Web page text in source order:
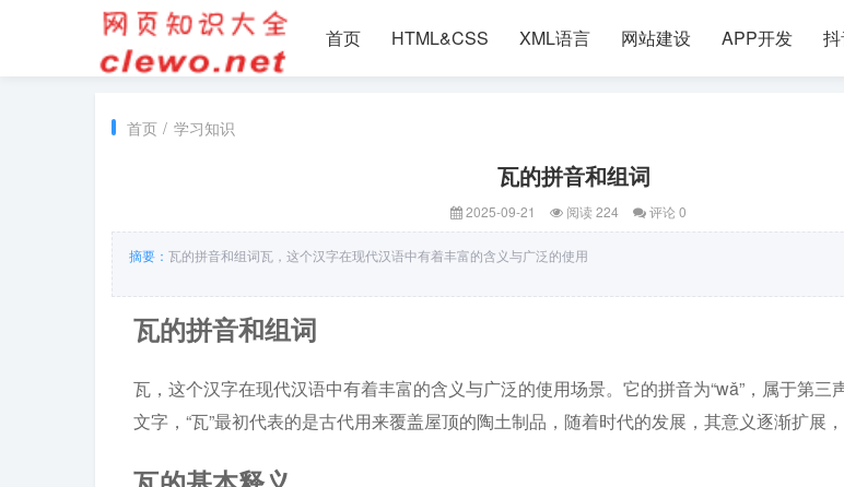
首页 HTML&CSS XML语言 网站建设 APP开发
首页 / 学习知识
瓦的拼音和组词
2025-09-21 阅读 224 评论 0
摘要： 瓦的拼音和组词瓦，这个汉字在现代汉语中有着丰富的含义与广泛的使用
瓦的拼音和组词
瓦，这个汉字在现代汉语中有着丰富的含义与广泛的使用场景。它的拼音为“wǎ”，属于第三
文字，“瓦”最初代表的是古代用来覆盖屋顶的陶土制品，随着时代的发展，其意义逐渐扩展，